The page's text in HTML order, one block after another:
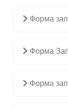
Форма
Форма
Форма